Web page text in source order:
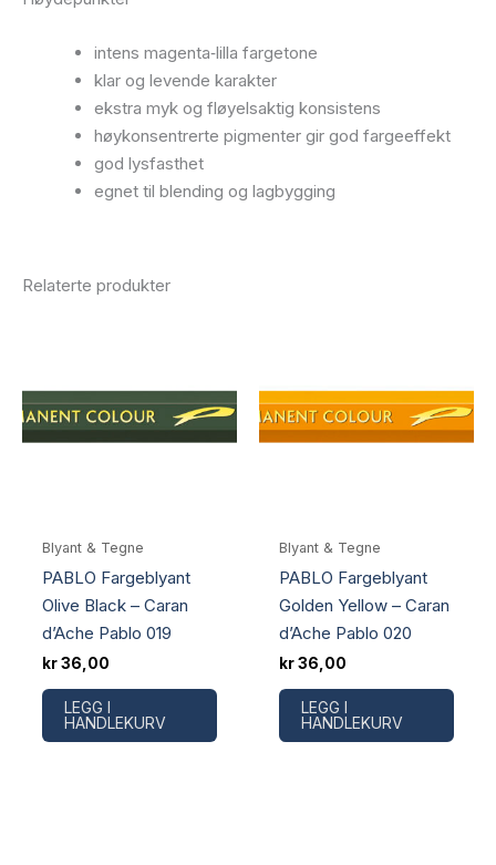
intens magenta‑lilla fargetone
klar og levende karakter
ekstra myk og fløyelsaktig konsistens
høykonsentrerte pigmenter gir god fargeeffekt
god lysfasthet
egnet til blending og lagbygging
Relaterte produkter
Blyant & Tegne
PABLO Fargeblyant
Olive Black – Caran
d’Ache Pablo 019
kr36,00
LEGG I
HANDLEKURV
Blyant & Tegne
PABLO Fargeblyant
Golden Yellow – Caran
d’Ache Pablo 020
kr36,00
LEGG I
HANDLEKURV